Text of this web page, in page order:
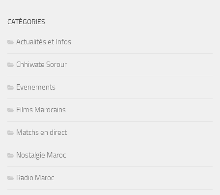
CATÉGORIES
Actualités et Infos
Chhiwate Sorour
Evenements
Films Marocains
Matchs en direct
Nostalgie Maroc
Radio Maroc